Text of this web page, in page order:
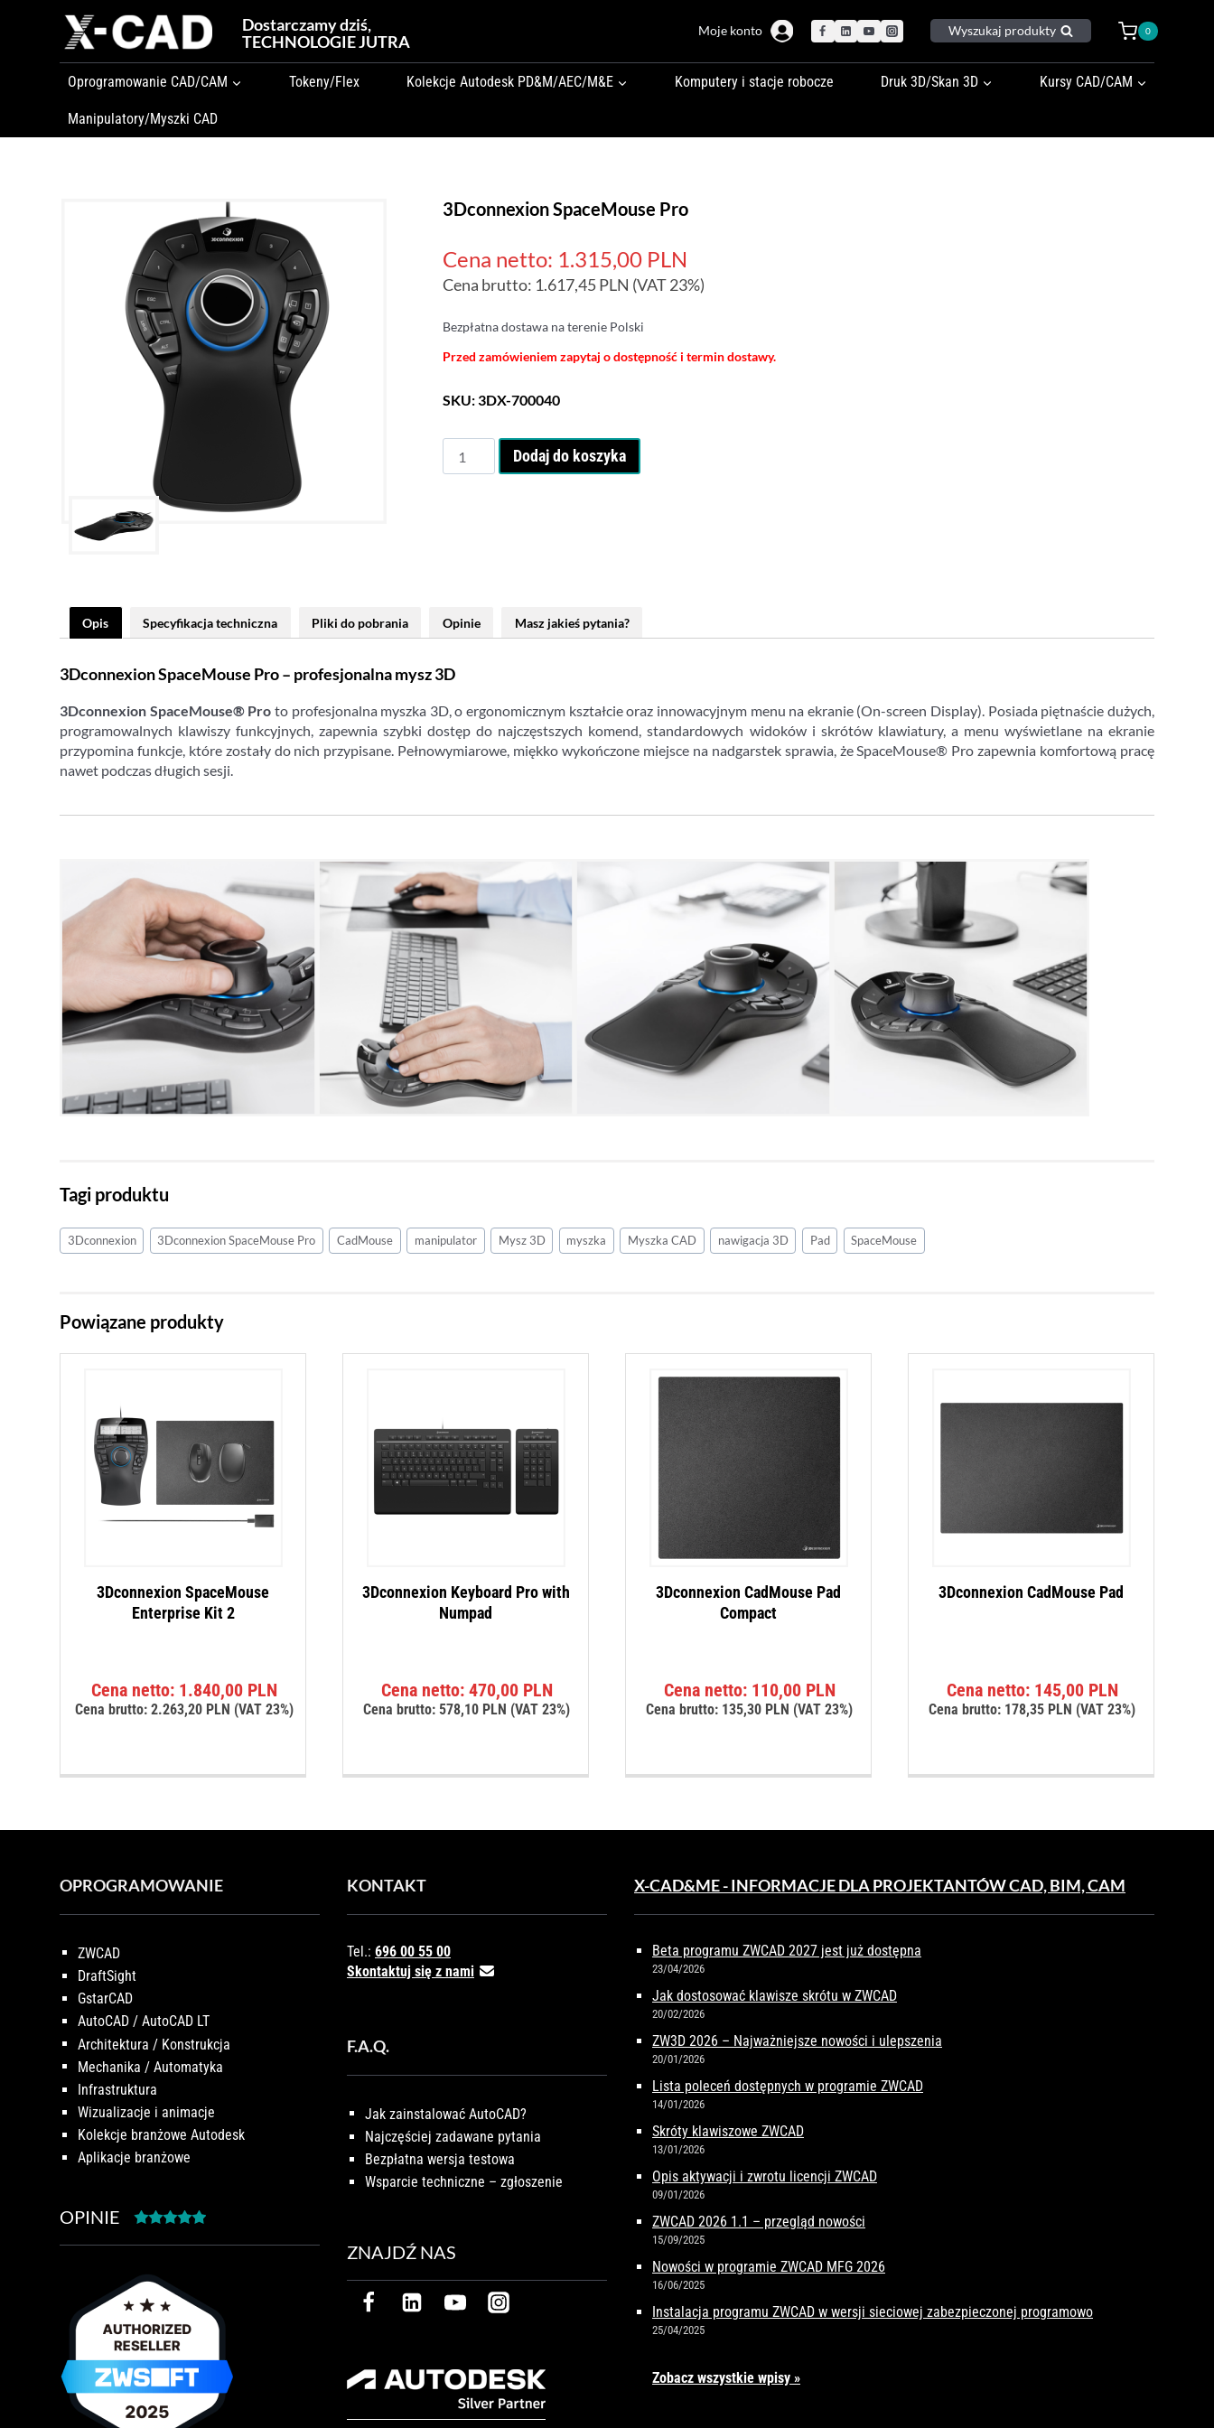
Dostarczamy dziś,
TECHNOLOGIE JUTRA
Moje konto Wyszukaj produkty 0
Oprogramowanie CAD/CAM Tokeny/Flex Kolekcje Autodesk PD&M/AEC/M&E Komputery i stacje robocze Druk 3D/Skan 3D Kursy CAD/CAM
Manipulatory/Myszki CAD
3Dconnexion SpaceMouse Pro
Cena netto: 1.315,00 PLN
Cena brutto: 1.617,45PLN (VAT 23%)
Bezpłatna dostawa na terenie Polski
Przed zamówieniem zapytaj o dostępność i termin dostawy.
SKU:3DX-700040
3Dconnexion
Dodaj do koszyka
Opis Specyfikacja techniczna Pliki do pobrania Opinie Masz jakieś pytania?
3Dconnexion SpaceMouse Pro – profesjonalna mysz 3D
3Dconnexion SpaceMouse® Pro to profesjonalna myszka 3D, o ergonomicznym kształcie oraz innowacyjnym menu na ekranie (On-screen Display). Posiada piętnaście dużych,
programowalnych klawiszy funkcyjnych, zapewnia szybki dostęp do najczęstszych komend, standardowych widoków i skrótów klawiatury, a menu wyświetlane na ekranie
przypomina funkcje, które zostały do nich przypisane. Pełnowymiarowe, miękko wykończone miejsce na nadgarstek sprawia, że SpaceMouse® Pro zapewnia komfortową pracę
nawet podczas długich sesji.
Tagi produktu
3Dconnexion 3Dconnexion SpaceMouse Pro CadMouse manipulator Mysz 3D myszka Myszka CAD nawigacja 3D Pad SpaceMouse
Powiązane produkty
3Dconnexion SpaceMouse
Enterprise Kit 2
Cena netto: 1.840,00 PLN
Cena brutto: 2.263,20 PLN (VAT 23%)
3Dconnexion Keyboard Pro with
Numpad
Cena netto: 470,00 PLN
Cena brutto:578,10 PLN (VAT 23%)
3Dconnexion CadMouse Pad
Compact
Cena netto: 110,00 PLN
Cena brutto: 135,30 PLN (VAT 23%)
3Dconnexion CadMouse Pad
Cena netto: 145,00 PLN
Cena brutto: 178,35 PLN (VAT 23%)
OPROGRAMOWANIE
ZWCAD
DraftSight
GstarCAD
AutoCAD / AutoCAD LT
Architektura / Konstrukcja
Mechanika / Automatyka
Infrastruktura
Wizualizacje i animacje
Kolekcje branżowe Autodesk
Aplikacje branżowe
OPINIE
KONTAKT
Tel.: 696 00 55 00
Skontaktuj się z nami
F.A.Q.
Jak zainstalować AutoCAD?
Najczęściej zadawane pytania
Bezpłatna wersja testowa
Wsparcie techniczne – zgłoszenie
ZNAJDŹ NAS
X-CAD&ME - INFORMACJE DLA PROJEKTANTÓW CAD, BIM, CAM
Beta programu ZWCAD 2027 jest już dostępna
23/04/2026
Jak dostosować klawisze skrótu w ZWCAD
20/02/2026
ZW3D 2026 – Najważniejsze nowości i ulepszenia
20/01/2026
Lista poleceń dostępnych w programie ZWCAD
14/01/2026
Skróty klawiszowe ZWCAD
13/01/2026
Opis aktywacji i zwrotu licencji ZWCAD
09/01/2026
ZWCAD 2026 1.1 – przegląd nowości
15/09/2025
Nowości w programie ZWCAD MFG 2026
16/06/2025
Instalacja programu ZWCAD w wersji sieciowej zabezpieczonej programowo
25/04/2025
Zobacz wszystkie wpisy »